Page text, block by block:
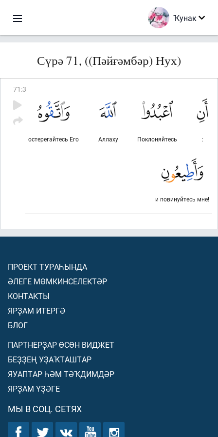
Ҡунак
Сүрә 71, ((Пәйғәмбәр) Нух)
71 :3
:
Поклоняйтесь
Аллаху
остерегайтесь Его
и повинуйтесь мне!
ПРОЕКТ ТУРАҺЫНДА
ӘЛЕГЕ МӨМКИНСЕЛЕКТӘР
КОНТАКТЫ
ЯРҘАМ ИТЕРГӘ
БЛОГ
ПАРТНЕРҘАР ӨСӨН ВИДЖЕТ
БЕҘҘЕҢ УҘАҠТАШТАР
ЯУАПТАР ҺӘМ ТӘҠДИМДӘР
ЯРҘАМ ҮҘӘГЕ
МЫ В СОЦ. СЕТЯХ